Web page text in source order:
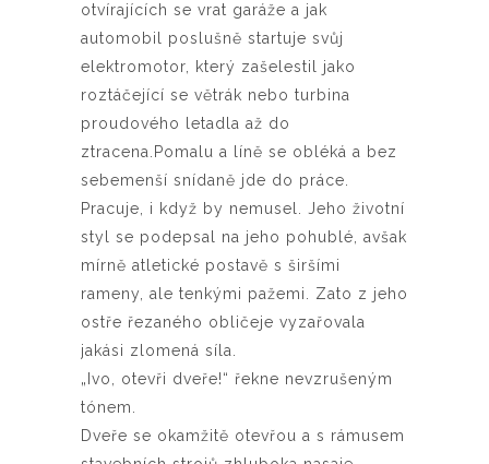
otvírajících se vrat garáže a jak
automobil poslušně startuje svůj
elektromotor, který zašelestil jako
roztáčející se větrák nebo turbina
proudového letadla až do
ztracena.Pomalu a líně se obléká a bez
sebemenší snídaně jde do práce.
Pracuje, i když by nemusel. Jeho životní
styl se podepsal na jeho pohublé, avšak
mírně atletické postavě s širšími
rameny, ale tenkými pažemi. Zato z jeho
ostře řezaného obličeje vyzařovala
jakási zlomená síla.
„Ivo, otevři dveře!“ řekne nevzrušeným
tónem.
Dveře se okamžitě otevřou a s rámusem